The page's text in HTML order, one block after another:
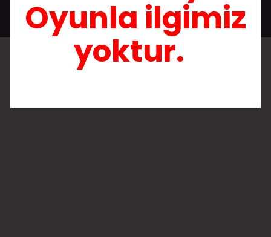
Copyright @We Play
Oyunla ilgimiz
yoktur.